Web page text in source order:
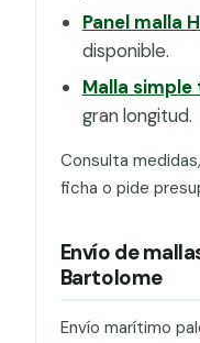
Panel malla
disponible.
Malla simple
gran longitud.
Consulta
ficha o pide
Envío de
Bartolome
Envío marítimo